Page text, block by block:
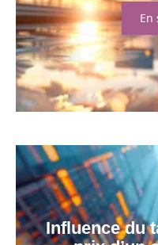
En
Influence du